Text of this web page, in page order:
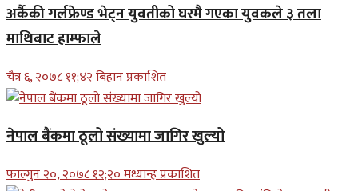
अर्कैकी गर्लफ्रेण्ड भेट्न युवतीको घरमै गएका युवकले ३ तला
माथिबाट हाम्फाले
चैत्र ६, २०७८ ११;४२ बिहान प्रकाशित
नेपाल बैंकमा ठूलो संख्यामा जागिर खुल्यो
फाल्गुन २०, २०७८ १२;२० मध्यान्ह प्रकाशित